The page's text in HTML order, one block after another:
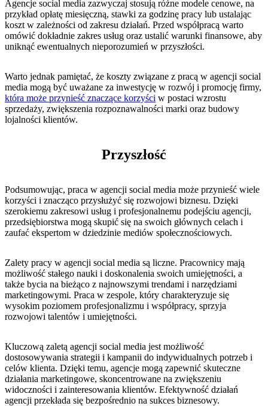
Agencje⁣ social media zazwyczaj stosują różne modele cenowe, na
przykład opłatę miesięczną, stawki za godzinę pracy lub ustalając‍
koszt ⁣w zależności od zakresu działań. Przed współpracą warto
omówić dokładnie ⁤zakres usług ‌oraz ustalić⁤ warunki ‍finansowe, ⁤aby⁢
uniknąć ewentualnych‍ nieporozumień​ w ⁤przyszłości.
Warto jednak pamiętać, że koszty związane z pracą​ w agencji⁤ social
media mogą być uważane za inwestycję w rozwój i promocję firmy,
która może przynieść znaczące korzyści w postaci wzrostu
sprzedaży,​ zwiększenia rozpoznawalności marki oraz budowy⁢
lojalności klientów.
Przyszłość
Podsumowując, praca w agencji ⁢social media może‍ przynieść ⁢wiele
korzyści i znacząco przysłużyć się rozwojowi biznesu. Dzięki
szerokiemu zakresowi usług i‍ profesjonalnemu podejściu agencji,
⁢przedsiębiorstwa mogą skupić się na swoich głównych celach ‍i
zaufać ekspertom w dziedzinie mediów społecznościowych.
Zalety pracy w‍ agencji ⁤social media są liczne. Pracownicy mają ​
możliwość stałego nauki i doskonalenia⁣ swoich ⁣umiejętności,⁢ a
także bycia ‍na bieżąco z najnowszymi trendami i narzędziami
marketingowymi. Praca w‍ zespole, ⁤który charakteryzuje się
wysokim poziomem profesjonalizmu i współpracy, sprzyja
rozwojowi ⁣talentów i umiejętności.
Kluczową zaletą agencji social media jest‌ możliwość
⁢dostosowywania strategii ⁤i kampanii do indywidualnych potrzeb ​i
celów klienta. Dzięki temu, agencje mogą zapewnić skuteczne
działania marketingowe,⁣ skoncentrowane na⁢ zwiększeniu
widoczności i zainteresowania klientów. Efektywność działań
agencji przekłada się bezpośrednio na sukces⁢ biznesowy.